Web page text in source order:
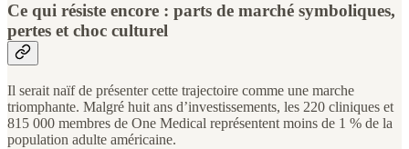
Ce qui résiste encore : parts de marché symboliques,
pertes et choc culturel
Il serait naïf de présenter cette trajectoire comme une marche
triomphante. Malgré huit ans d’investissements, les 220 cliniques et
815 000 membres de One Medical représentent moins de 1 % de la
population adulte américaine.